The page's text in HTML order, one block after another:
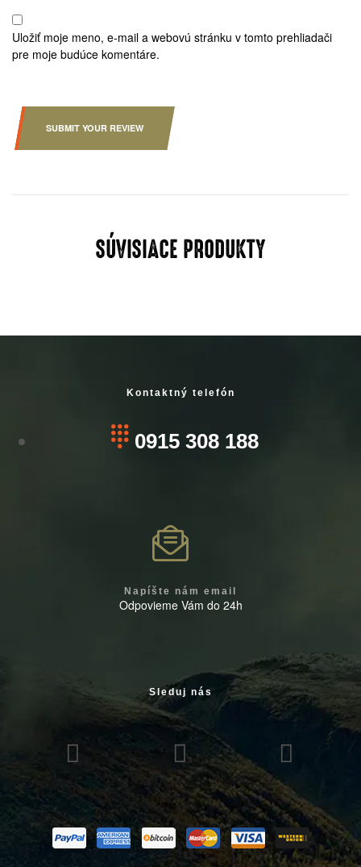
Uložiť moje meno, e-mail a webovú stránku v tomto prehliadači
pre moje budúce komentáre.
SUBMIT YOUR REVIEW
SÚVISIACE PRODUKTY
Kontaktný telefón
0915 308 188
Napíšte nám email
Odpovieme Vám do 24h
Sleduj nás